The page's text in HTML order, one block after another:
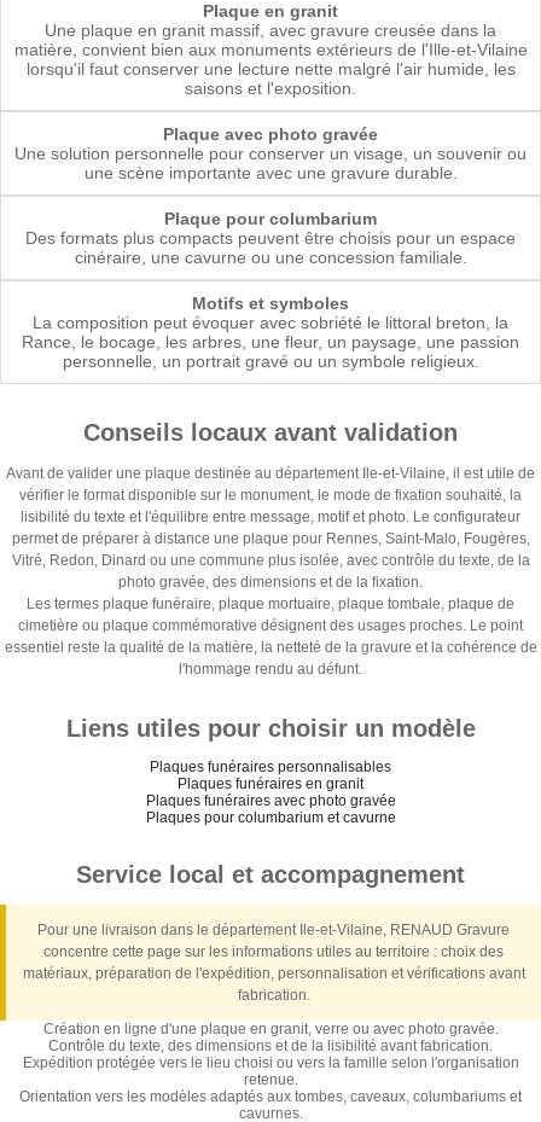
Plaque en granit
Une plaque en granit massif, avec gravure creusée dans la
matière, convient bien aux monuments extérieurs de l'Ille-et-Vilaine
lorsqu'il faut conserver une lecture nette malgré l'air humide, les
saisons et l'exposition.
Plaque avec photo gravée
Une solution personnelle pour conserver un visage, un souvenir ou
une scène importante avec une gravure durable.
Plaque pour columbarium
Des formats plus compacts peuvent être choisis pour un espace
cinéraire, une cavurne ou une concession familiale.
Motifs et symboles
La composition peut évoquer avec sobriété le littoral breton, la
Rance, le bocage, les arbres, une fleur, un paysage, une passion
personnelle, un portrait gravé ou un symbole religieux.
Conseils locaux avant validation
Avant de valider une plaque destinée au département Ile-et-Vilaine, il est utile de
vérifier le format disponible sur le monument, le mode de fixation souhaité, la
lisibilité du texte et l'équilibre entre message, motif et photo. Le configurateur
permet de préparer à distance une plaque pour Rennes, Saint-Malo, Fougères,
Vitré, Redon, Dinard ou une commune plus isolée, avec contrôle du texte, de la
photo gravée, des dimensions et de la fixation.
Les termes plaque funéraire, plaque mortuaire, plaque tombale, plaque de
cimetière ou plaque commémorative désignent des usages proches. Le point
essentiel reste la qualité de la matière, la netteté de la gravure et la cohérence de
l'hommage rendu au défunt.
Liens utiles pour choisir un modèle
Plaques funéraires personnalisables
Plaques funéraires en granit
Plaques funéraires avec photo gravée
Plaques pour columbarium et cavurne
Service local et accompagnement
Pour une livraison dans le département Ile-et-Vilaine, RENAUD Gravure
concentre cette page sur les informations utiles au territoire : choix des
matériaux, préparation de l'expédition, personnalisation et vérifications avant
fabrication.
Création en ligne d'une plaque en granit, verre ou avec photo gravée.
Contrôle du texte, des dimensions et de la lisibilité avant fabrication.
Expédition protégée vers le lieu choisi ou vers la famille selon l'organisation
retenue.
Orientation vers les modèles adaptés aux tombes, caveaux, columbariums et
cavurnes.